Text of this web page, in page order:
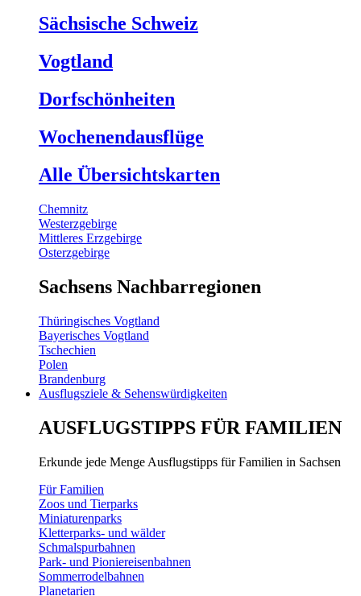
Sächsische Schweiz
Vogtland
Dorfschönheiten
Wochenendausflüge
Alle Übersichtskarten
Chemnitz
Westerzgebirge
Mittleres Erzgebirge
Osterzgebirge
Sachsens Nachbarregionen
Thüringisches Vogtland
Bayerisches Vogtland
Tschechien
Polen
Brandenburg
Ausflugsziele & Sehenswürdigkeiten
AUSFLUGSTIPPS FÜR FAMILIEN
Erkunde jede Menge Ausflugstipps für Familien in Sachsen
Für Familien
Zoos und Tierparks
Miniaturenparks
Kletterparks- und wälder
Schmalspurbahnen
Park- und Pioniereisenbahnen
Sommerrodelbahnen
Planetarien